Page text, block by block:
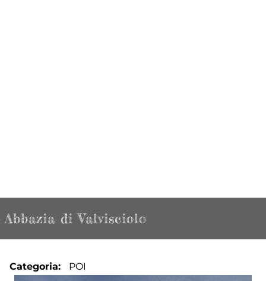
Abbazia di Valvisciolo
Categoria POI